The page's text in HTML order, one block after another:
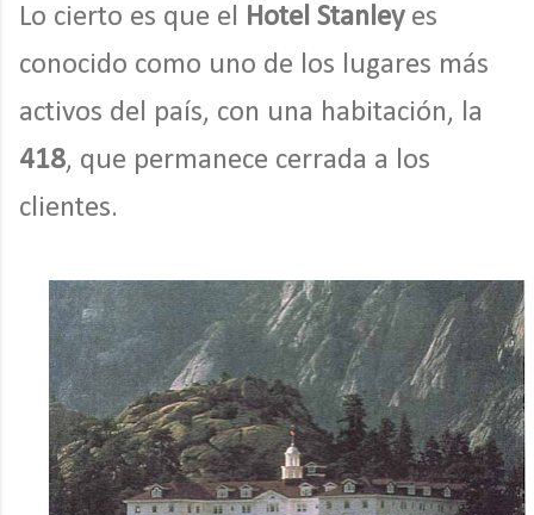
Lo cierto es que el Hotel Stanleyes
conocido como uno de los lugares más
activos del país, con una habitación, la
418, que permanece cerrada a los
clientes.